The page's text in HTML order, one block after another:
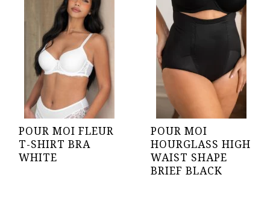
POUR MOI FLEUR
T-SHIRT BRA
WHITE
POUR MOI
HOURGLASS HIGH
WAIST SHAPE
BRIEF BLACK